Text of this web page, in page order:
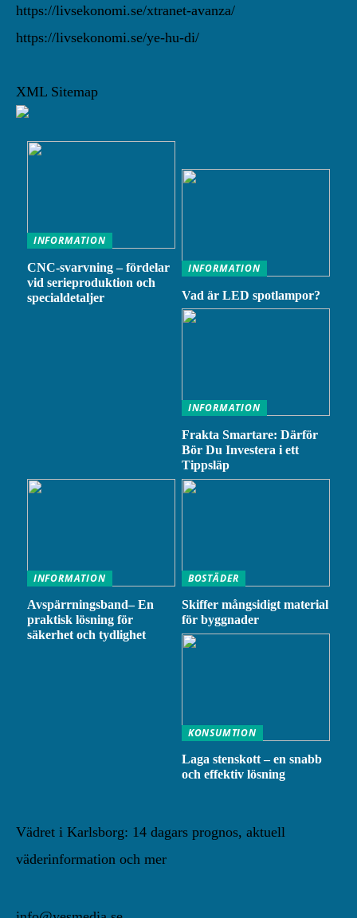
https://livsekonomi.se/xtranet-avanza/
https://livsekonomi.se/ye-hu-di/
XML Sitemap
INFORMATION
CNC-svarvning – fördelar
vid serieproduktion och
specialdetaljer
INFORMATION
Vad är LED spotlampor?
INFORMATION
Frakta Smartare: Därför
Bör Du Investera i ett
Tippsläp
INFORMATION
Avspärrningsband– En
praktisk lösning för
säkerhet och tydlighet
BOSTÄDER
Skiffer mångsidigt material
för byggnader
KONSUMTION
Laga stenskott – en snabb
och effektiv lösning
Vädret i Karlsborg: 14 dagars prognos, aktuell
väderinformation och mer